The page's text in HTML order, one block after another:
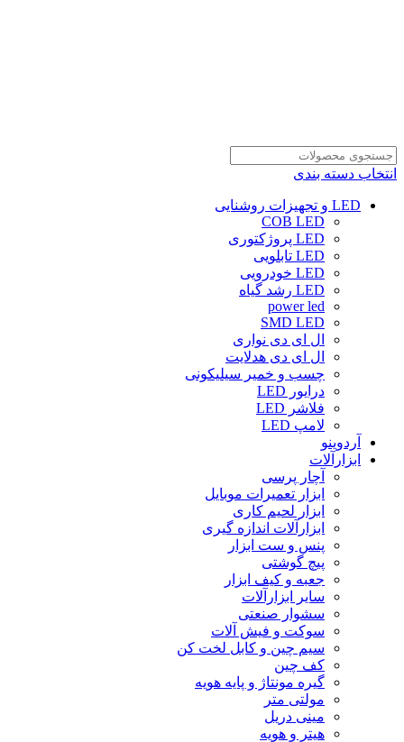
انتخاب دسته بندی
LED و تجهیزات روشنایی
COB LED
LED پروژکتوری
LED تابلویی
LED خودرویی
LED رشد گیاه
power led
SMD LED
ال ای دی نواری
ال ای دی هدلایت
چسب و خمیر سیلیکونی
درایور LED
فلاشر LED
لامپ LED
آردوینو
ابزارآلات
آچار پرسی
ابزار تعمیرات موبایل
ابزار لحیم کاری
ابزارآلات اندازه گیری
پنس و ست ابزار
پیچ گوشتی
جعبه و کیف ابزار
سایر ابزارآلات
سشوار صنعتی
سوکت و فیش آلات
سیم چین و کابل لخت کن
کف چین
گیره مونتاژ و پایه هویه
مولتی متر
مینی دریل
هیتر و هویه